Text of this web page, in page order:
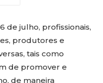
de julho, profissionais,
produtores e
tais como
de promover e
de maneira